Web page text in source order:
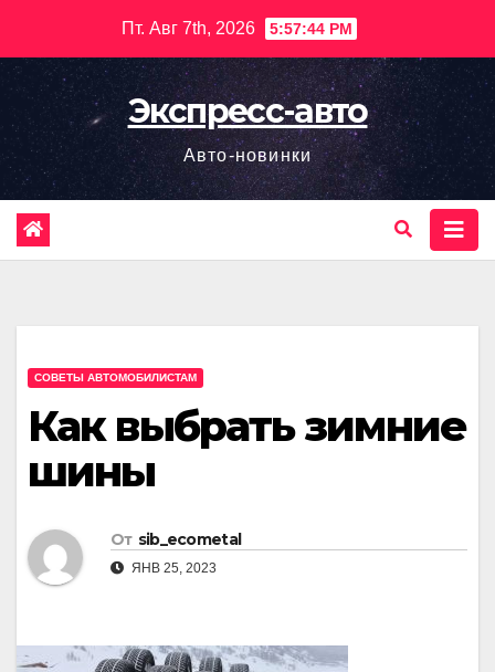
содержимому
Пт. Авг 7th, 2026 5:57:45 PM
Экспресс-авто
Авто-новинки
СОВЕТЫ АВТОМОБИЛИСТАМ
Как выбрать зимние
шины
От sib_ecometal
ЯНВ 25, 2023